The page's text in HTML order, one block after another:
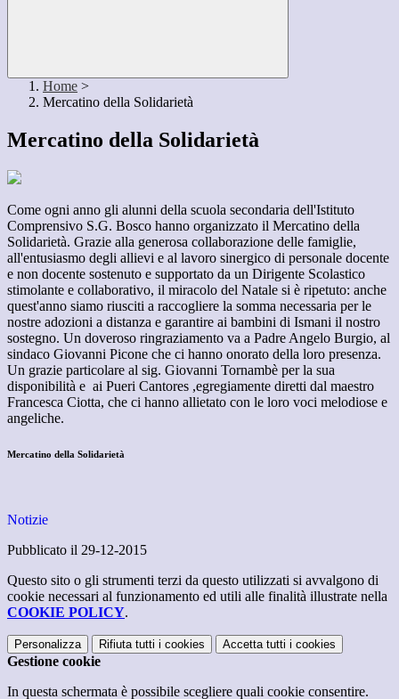
Home >
Mercatino della Solidarietà
Mercatino della Solidarietà
Come ogni anno gli alunni della scuola secondaria dell'Istituto
Comprensivo S.G. Bosco hanno organizzato il Mercatino della
Solidarietà. Grazie alla generosa collaborazione delle famiglie,
all'entusiasmo degli allievi e al lavoro sinergico di personale docente
e non docente sostenuto e supportato da un Dirigente Scolastico
stimolante e collaborativo, il miracolo del Natale si è ripetuto: anche
quest'anno siamo riusciti a raccogliere la somma necessaria per le
nostre adozioni a distanza e garantire ai bambini di Ismani il nostro
sostegno. Un doveroso ringraziamento va a Padre Angelo Burgio, al
sindaco Giovanni Picone che ci hanno onorato della loro presenza.
Un grazie particolare al sig. Giovanni Tornambè per la sua
disponibilità e ai Pueri Cantores ,egregiamente diretti dal maestro
Francesca Ciotta, che ci hanno allietato con le loro voci melodiose e
angeliche.
Mercatino della Solidarietà
Notizie
Pubblicato il 29-12-2015
Questo sito o gli strumenti terzi da questo utilizzati si avvalgono di
cookie necessari al funzionamento ed utili alle finalità illustrate nella
COOKIE POLICY.
Personalizza Rifiuta tutti i cookies Accetta tutti i cookies
Gestione cookie
In questa schermata è possibile scegliere quali cookie consentire.